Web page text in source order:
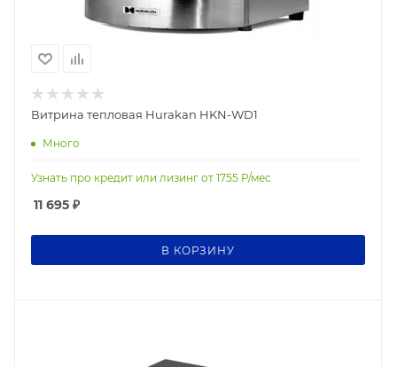
Витрина тепловая Hurakan HKN-WD1
Много
Узнать про кредит или лизинг от 1755 Р/мес
11 695 ₽
В КОРЗИНУ